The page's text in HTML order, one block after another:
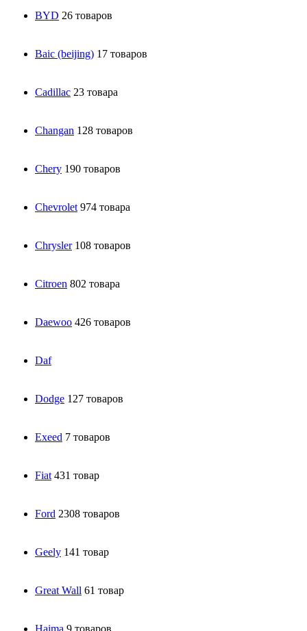
BYD 26 товаров
Baic (beijing) 17 товаров
Cadillac 23 товара
Changan 128 товаров
Chery 190 товаров
Chevrolet 974 товара
Chrysler 108 товаров
Citroen 802 товара
Daewoo 426 товаров
Daf
Dodge 127 товаров
Exeed 7 товаров
Fiat 431 товар
Ford 2308 товаров
Geely 141 товар
Great Wall 61 товар
Haima 9 товаров